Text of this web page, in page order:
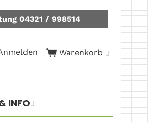
04321 / 998514
Warenkorb
INFO